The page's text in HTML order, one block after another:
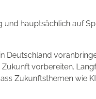
und hauptsächlich auf
Deutschland
vorbereiten.
Zukunftsthemen wie